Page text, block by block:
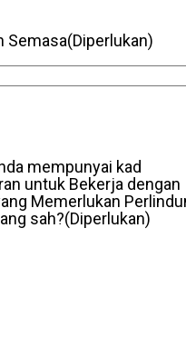
Semasa(Diperlukan)
mempunyai kad
untuk Bekerja dengan
Memerlukan
sah?(Diperlukan)